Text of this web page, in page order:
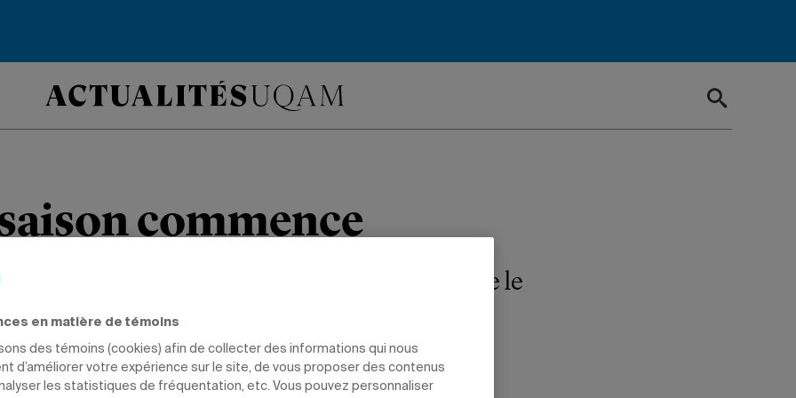
commence
de volleyball jouera son match d’ouverture le
sportif.
en matière de témoins
des témoins (cookies) afin de collecter des informations qui nous
d’améliorer votre expérience sur le site, de vous proposer des contenus
les statistiques de fréquentation, etc. Vous pouvez personnaliser